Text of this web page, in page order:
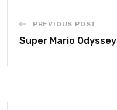
PREVIOUS POST
Super Mario Odyssey